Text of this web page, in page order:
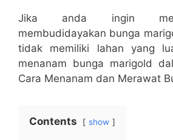
Jika anda ingin
membudidayakan bunga
tidak memiliki lahan yang
menanam bunga marigold
Cara Menanam dan Merawat
Contents show